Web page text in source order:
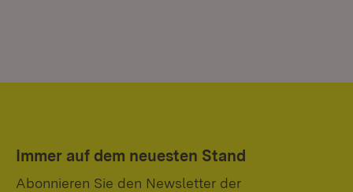
Immer auf dem neuesten Stand
Abonnieren Sie den Newsletter der